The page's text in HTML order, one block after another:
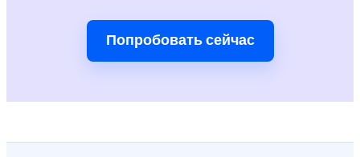
Попробовать сейчас